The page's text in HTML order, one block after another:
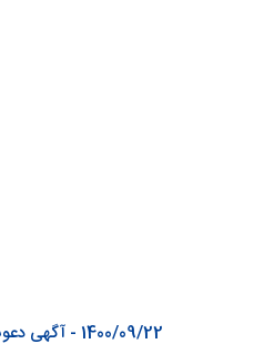
1400/09/22 - آگهی دعوت به مجمع عمومی عادی به طور فوق العاده نوبت اول شرکت تعاونی هتلداران استان تهران 1400/9/23